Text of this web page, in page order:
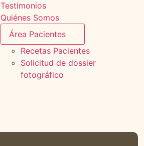
Testimonios
Quiénes Somos
Área Pacientes
Recetas Pacientes
Solicitud de dossier
fotográfico